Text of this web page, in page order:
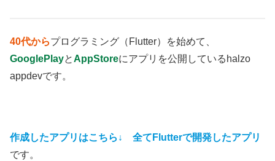
40代からプログラミング（Flutter）を始めて、
GooglePlayとAppStoreにアプリを公開しているhalzo
appdevです。
作成したアプリはこちら↓
全てFlutterで開発したアプリ
です。